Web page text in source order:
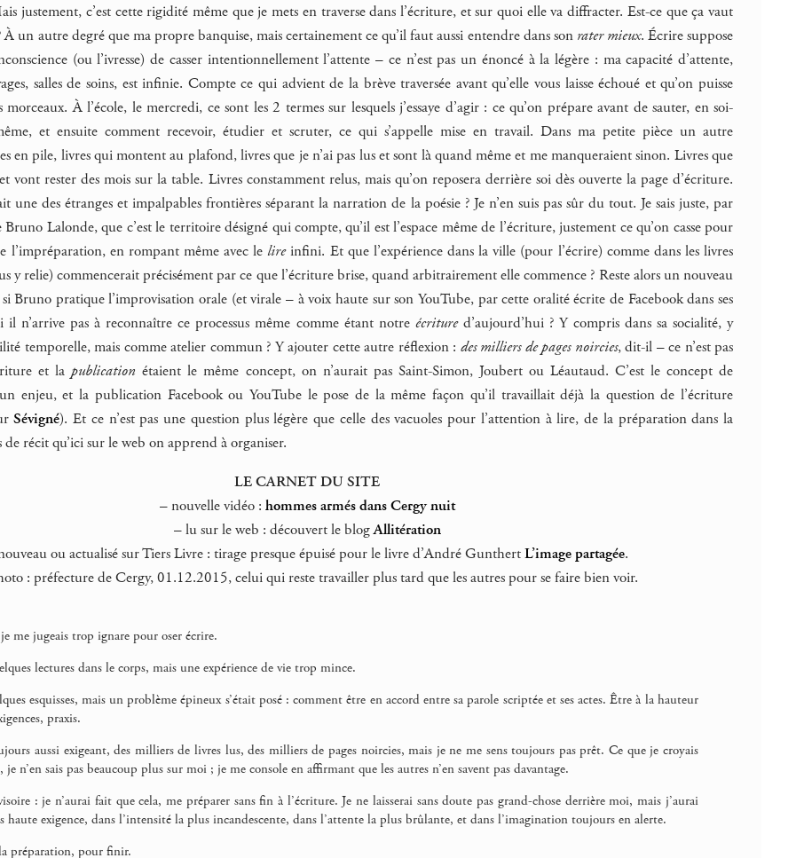
justement, c’est cette rigidité même que je mets en traverse dans l’écriture, et sur quoi elle va diffracter. Est-ce que ça vaut
À un autre degré que ma propre banquise, mais certainement ce qu’il faut aussi entendre dans son rater mieux. Écrire suppose
(ou l’ivresse) de casser intentionnellement l’attente – ce n’est pas un énoncé à la légère : ma capacité d’attente,
salles de soins, est infinie. Compte ce qui advient de la brève traversée avant qu’elle vous laisse échoué et qu’on puisse
À l’école, le mercredi, ce sont les 2 termes sur lesquels j’essaye d’agir : ce qu’on prépare avant de sauter, en soi-
et ensuite comment recevoir, étudier et scruter, ce qui s’appelle mise en travail. Dans ma petite pièce un autre
en pile, livres qui montent au plafond, livres que je n’ai pas lus et sont là quand même et me manqueraient sinon. Livres que
vont rester des mois sur la table. Livres constamment relus, mais qu’on reposera derrière soi dès ouverte la page d’écriture.
une des étranges et impalpables frontières séparant la narration de la poésie ? Je n’en suis pas sûr du tout. Je sais juste, par
Lalonde, que c’est le territoire désigné qui compte, qu’il est l’espace même de l’écriture, justement ce qu’on casse pour
l’impréparation, en rompant même avec lelireinfini. Et que l’expérience dans la ville (pour l’écrire) comme dans les livres
y relie) commencerait précisément par ce que l’écriture brise, quand arbitrairement elle commence ? Reste alors un nouveau
Bruno pratique l’improvisation orale (et virale – à voix haute sur son YouTube, par cette oralité écrite de Facebook dans ses
n’arrive pas à reconnaître ce processus même comme étant notre écritured’aujourd’hui ? Y compris dans sa socialité, y
temporelle, mais comme atelier commun ? Y ajouter cette autre réflexion : des milliers de pages noircies, dit-il – ce n’est pas
et lapublication étaient le même concept, on n’aurait pas Saint-Simon, Joubert ou Léautaud. C’est le concept de
enjeu, et la publication Facebook ou YouTube le pose de la même façon qu’il travaillait déjà la question de l’écriture
Sévigné). Et ce n’est pas une question plus légère que celle des vacuoles pour l’attention à lire, de la préparation dans la
de récit qu’ici sur le web on apprend à organiser.
LE CARNET DU SITE
–nouvelle vidéo : hommes armés dans Cergy nuit
–lu sur le web : découvert le blogAllitération
ou actualisé sur Tiers Livre : tirage presque épuisé pour le livre d’André GunthertL’image partagée.
: préfecture de Cergy, 01.12.2015, celui qui reste travailler plus tard que les autres pour se faire bien voir.
me jugeais trop ignare pour oser écrire.
lectures dans le corps, mais une expérience de vie trop mince.
esquisses, mais un problème épineux s’était posé : comment être en accord entre sa parole scriptée et ses actes. Être à la hauteur
praxis.
aussi exigeant, des milliers de livres lus, des milliers de pages noircies, mais je ne me sens toujours pas prêt. Ce que je croyais
je n’en sais pas beaucoup plus sur moi ; je me console en affirmant que les autres n’en savent pas davantage.
: je n’aurai fait que cela, me préparer sans fin à l’écriture. Je ne laisserai sans doute pas grand-chose derrière moi, mais j’aurai
haute exigence, dans l’intensité la plus incandescente, dans l’attente la plus brûlante, et dans l’imagination toujours en alerte.
préparation, pour finir.